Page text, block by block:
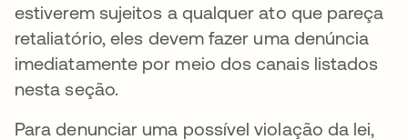
estiverem sujeitos a qualquer ato que pareça
retaliatório, eles devem fazer uma denúncia
imediatamente por meio dos canais listados
nesta seção.
Para denunciar uma possível violação da lei,